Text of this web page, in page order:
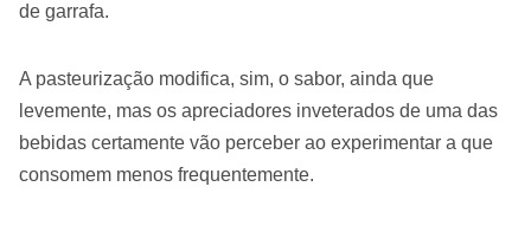
de garrafa.
A pasteurização modifica, sim, o sabor, ainda que
levemente, mas os apreciadores inveterados de uma das
bebidas certamente vão perceber ao experimentar a que
consomem menos frequentemente.